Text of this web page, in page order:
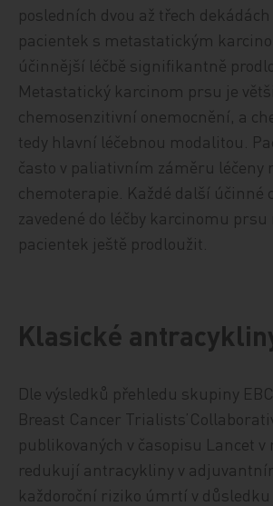
posledních dvou až třech
pacientek s metastatickým
účinnější léčbě signifikantně
Metastatický karcinom prsu je
chemosenzitivní onemocnění, a
tedy hlavní léčebnou modalitou.
často v paliativním záměru léčeny
chemoterapie. Každé další účinné
zavedené do léčby karcinomu
pacientek ještě prodloužit.
Klasické
Dle výsledků přehledu skupiny
Breast Cancer
publikovaných v časopisu Lancet v
redukují antracykliny v
každoroční riziko úmrtí v důsledku